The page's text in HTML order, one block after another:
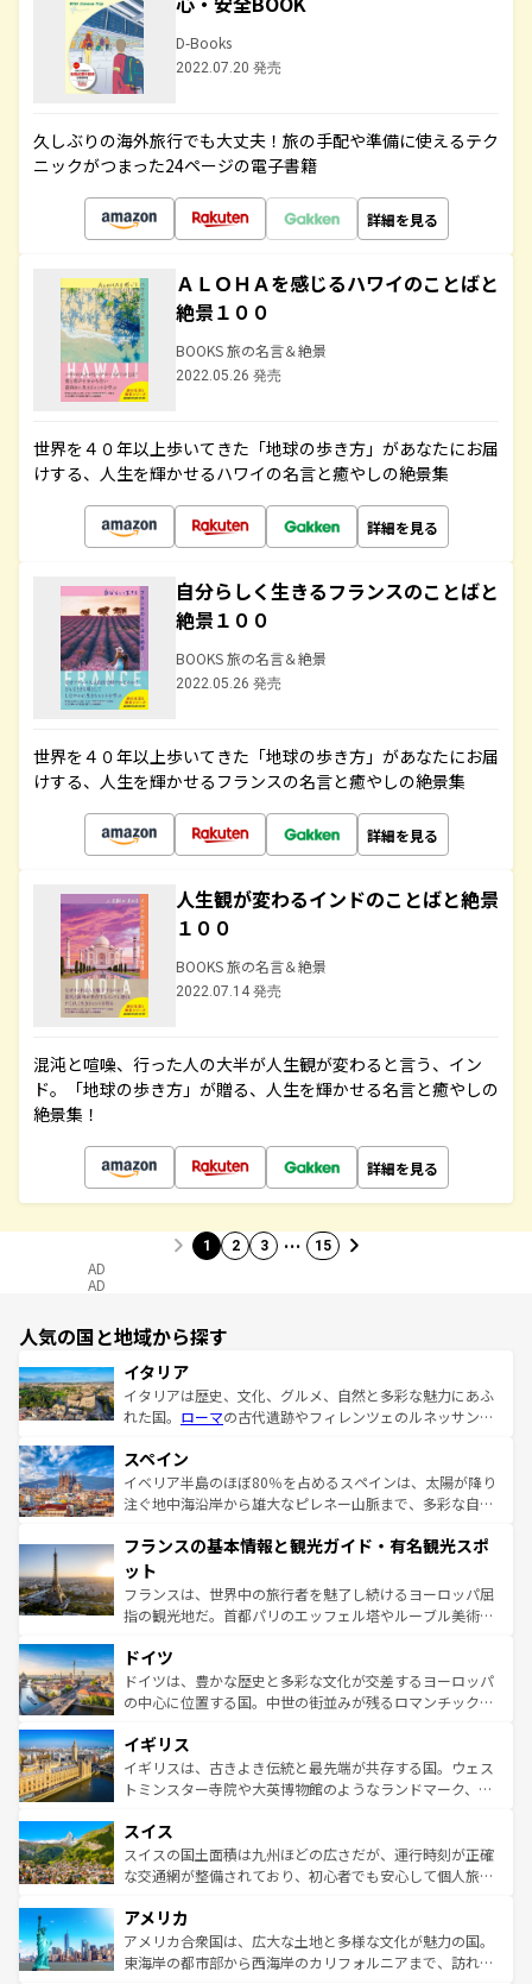
D-Books
2022.07.20 発売
久しぶりの海外旅行でも大丈夫！旅の手配や準備に使えるテク
ニックがつまった24ページの電子書籍
詳細を見る
ＡＬＯＨＡを感じるハワイのことばと
絶景１００
BOOKS 旅の名言＆絶景
2022.05.26 発売
世界を４０年以上歩いてきた「地球の歩き方」があなたにお届
けする、人生を輝かせるハワイの名言と癒やしの絶景集
詳細を見る
自分らしく生きるフランスのことばと
絶景１００
BOOKS 旅の名言＆絶景
2022.05.26 発売
世界を４０年以上歩いてきた「地球の歩き方」があなたにお届
けする、人生を輝かせるフランスの名言と癒やしの絶景集
詳細を見る
人生観が変わるインドのことばと絶景
１００
BOOKS 旅の名言＆絶景
2022.07.14 発売
混沌と喧噪、行った人の大半が人生観が変わると言う、イン
ド。「地球の歩き方」が贈る、人生を輝かせる名言と癒やしの
絶景集！
詳細を見る
1 2 3 … 15
AD
AD
人気の国と地域から探す
イタリア
イタリアは歴史、文化、グルメ、自然と多彩な魅力にあふ
れた国。 ローマの古代遺跡やフィレンツェのルネッサンス
ろん、トスカーナの美しい田園風景やアマルフィ海岸の絶
景など、自然景観も見逃せない。観光の合間には、本場の
ピザやパスタなど、絶品のイタリア料理を堪能することも
ませてくれるイタリアで、忘れられない旅をしてみよう！
なお、新着のイタリア情報は
しい。
スペイン
イベリア半島のほぼ80％を占めるスペインは、太陽が降り
注ぐ地中海沿岸から雄大なピレネー山脈まで、多彩な自然
文化が根付くこの国では、情熱的なフラメンコ、熱気あふ
れる闘牛、そして美味しいタパスが生活の一部となってい
る。首都マドリードの洗練された雰囲気や、バルセロナの
アートに溢れた街角から、地方では古代ローマ遺跡や中世
せる。地方によって風土や気候が異なるスペインはその個
性で訪れる人を魅了する。 なお、新着のスペイン情報は コ
ンテンツ一覧を参照してほしい。
フランスの基本情報と観光ガイド・有名観光スポ
ット
フランスは、世界中の旅行者を魅了し続けるヨーロッパ屈
指の観光地だ。首都パリのエッフェル塔やルーブル美術館
で、幅広い魅力が詰まっている。華麗な宮殿、歴史的な大
聖堂、美しいビーチ、そして豊かな自然が、訪れる者を心
から魅了する。また、フランスは美食の国としても知ら
いる。シャンパンの発祥地であるランス、プロヴァンスの
香り高いラベンダー畑など、多彩な楽しみ方が可能だ。さ
らに、パリ以外の地域にも魅力が溢れており、どの街角に
れる地方に足を運ぶとそれぞれで全く異なる文化を体験で
きるだろう。 なお、新着のフランス情報はコンテンツ一覧
を参照してほしい。
ドイツ
ドイツは、豊かな歴史と多彩な文化が交差するヨーロッパ
の中心に位置する国。中世の街並みが残るロマンチック街
顔を持つこの国は、どこを歩いても飽きることがない。ベ
ルリンの文化的活気、バイエルン州のアルプスの絶景、そ
してライン川沿いのワイン畑といった風景は必見。ビール
は、お酒好きな人にはぜひ体験してほしい。 なお、新着の
ドイツ情報はコンテンツ一覧を参照してほしい。
イギリス
イギリスは、古きよき伝統と最先端が共存する国。ウェス
トミンスター寺院や大英博物館のようなランドマーク、歴
リアごとに異なる魅力がある。また、優雅なアフタヌーン
ティー、ビール好きにはたまらない英国パブ、サッカー観
戦など、本場だからこそできる体験も豊富。イギリスを旅
ンツ一覧を参照してほしい。
スイス
スイスの国土面積は九州ほどの広さだが、運行時刻が正確
な交通網が整備されており、初心者でも安心して個人旅行
の建物がそのまま残る町や、スイスならではのユニークな
博物館もあり、アルプス観光だけでなく町歩きも満喫する
ことができる。国民の所得が高いため物価も高いが、旅行
アメリカ
アメリカ合衆国は、広大な土地と多様な文化が魅力の国。
東海岸の都市部から西海岸のカリフォルニアまで、訪れる